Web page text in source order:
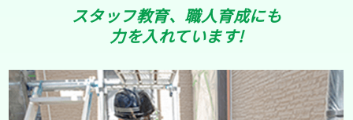
スタッフ教育、職人育成にも
力を入れています!